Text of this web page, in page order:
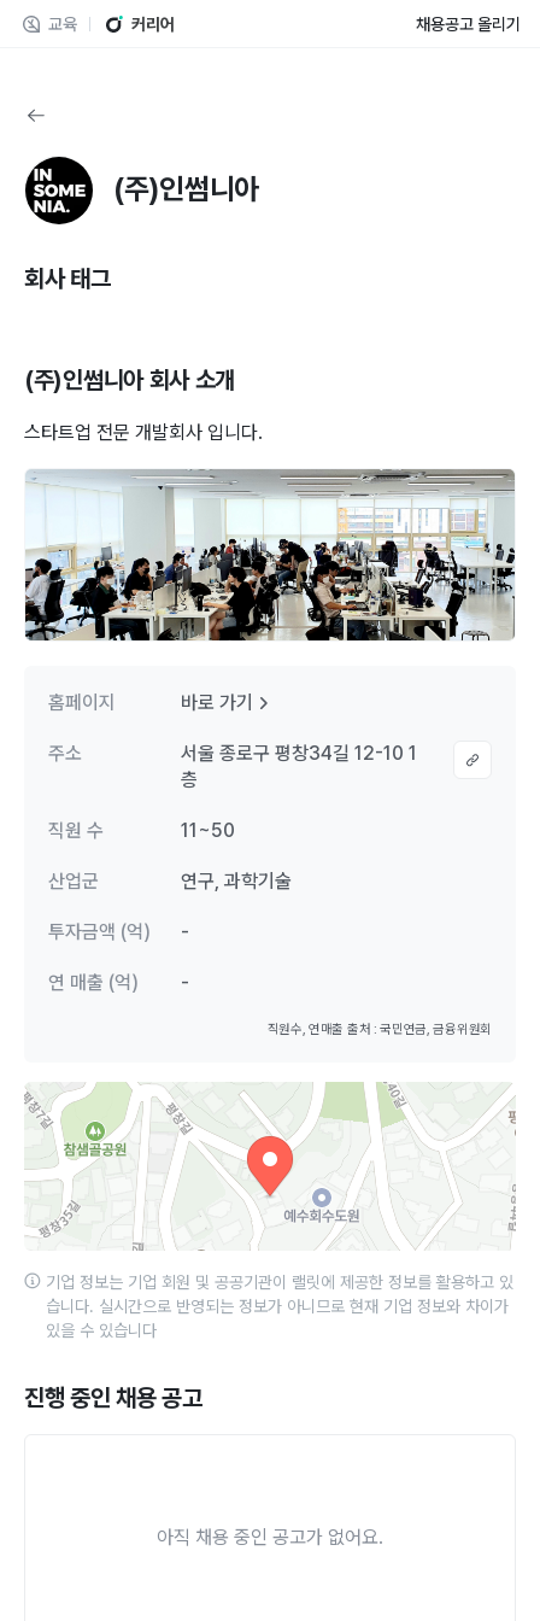
교육 커리어 채용공고 올리기
(주)인썸니아
회사 태그
(주)인썸니아회사 소개
스타트업 전문 개발회사 입니다.
홈페이지 바로 가기
주소
서울 종로구 평창34길 12-10 1
층
직원 수 11~50
산업군 연구, 과학기술
투자금액 (억) -
연 매출 (억) -
직원수, 연매출 출처 : 국민연금, 금융위원회
기업 정보는 기업 회원 및 공공기관이 랠릿에 제공한 정보를 활용하고 있
습니다. 실시간으로 반영되는 정보가 아니므로 현재 기업 정보와 차이가
있을 수 있습니다
진행 중인 채용 공고
아직 채용 중인 공고가 없어요.